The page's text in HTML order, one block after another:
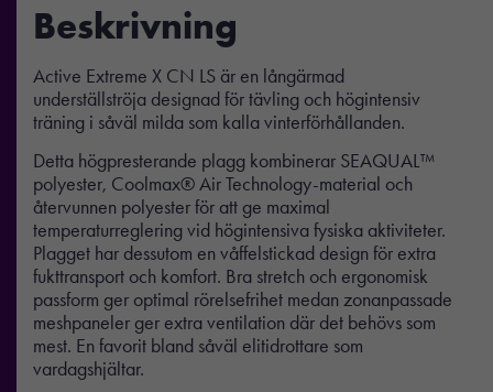
Beskrivning
Active Extreme X CN LS är en långärmad
underställströja designad för tävling och högintensiv
träning i såväl milda som kalla vinterförhållanden.
Detta högpresterande plagg kombinerar SEAQUAL™
polyester, Coolmax® Air Technology-material och
återvunnen polyester för att ge maximal
temperaturreglering vid högintensiva fysiska aktiviteter.
Plagget har dessutom en våffelstickad design för extra
fukttransport och komfort. Bra stretch och ergonomisk
passform ger optimal rörelsefrihet medan zonanpassade
meshpaneler ger extra ventilation där det behövs som
mest. En favorit bland såväl elitidrottare som
vardagshjältar.